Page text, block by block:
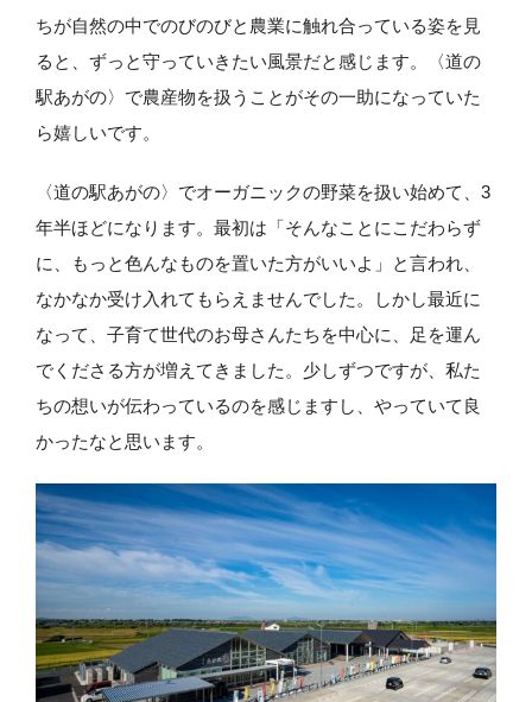
ちが自然の中でのびのびと農業に触れ合っている姿を見
ると、ずっと守っていきたい風景だと感じます。〈道の
駅あがの〉で農産物を扱うことがその一助になっていた
ら嬉しいです。
〈道の駅あがの〉でオーガニックの野菜を扱い始めて、3
年半ほどになります。最初は「そんなことにこだわらず
に、もっと色んなものを置いた方がいいよ」と言われ、
なかなか受け入れてもらえませんでした。しかし最近に
なって、子育て世代のお母さんたちを中心に、足を運ん
でくださる方が増えてきました。少しずつですが、私た
ちの想いが伝わっているのを感じますし、やっていて良
かったなと思います。